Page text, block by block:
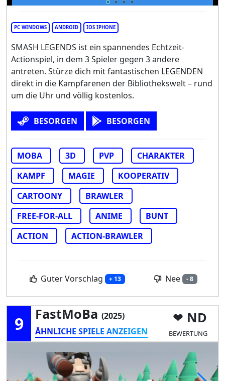
PC WINDOWS ANDROID IOS IPHONE
SMASH LEGENDS ist ein spannendes Echtzeit-
Actionspiel, in dem 3 Spieler gegen 3 andere
antreten. Stürze dich mit fantastischen LEGENDEN
direkt in die Kampfarenen der Bibliothekswelt – rund
um die Uhr und völlig kostenlos.
BESORGEN BESORGEN
MOBA 3D PVP
CHARAKTER
KAMPF
MAGIE
KOOPERATIV
CARTOONY
BRAWLER
FREE-FOR-ALL
ANIME
BUNT
ACTION
ACTION-BRAWLER
Guter Vorschlag + 13 Nee - 8
9 FastMoBa (2025)
ÄHNLICHE SPIELE ANZEIGEN
ND
BEWERTUNG